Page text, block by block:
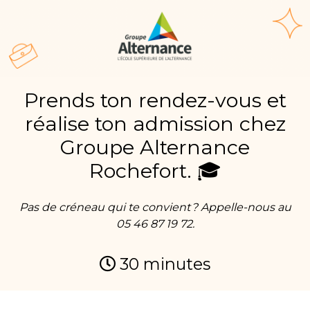
Prends ton rendez-vous et
réalise ton admission chez
Groupe Alternance
Rochefort. 🎓
Pas de créneau qui te convient ? Appelle-nous au
05 46 87 19 72.
30 minutes